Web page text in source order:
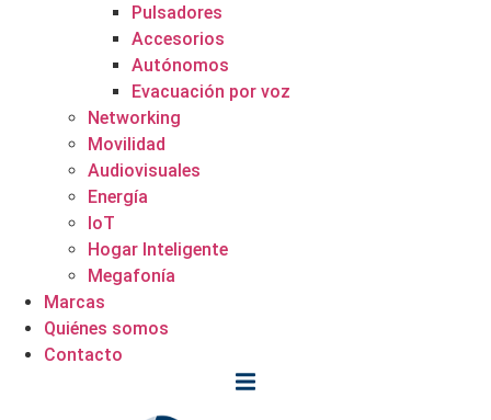
Pulsadores
Accesorios
Autónomos
Evacuación por voz
Networking
Movilidad
Audiovisuales
Energía
IoT
Hogar Inteligente
Megafonía
Marcas
Quiénes somos
Contacto